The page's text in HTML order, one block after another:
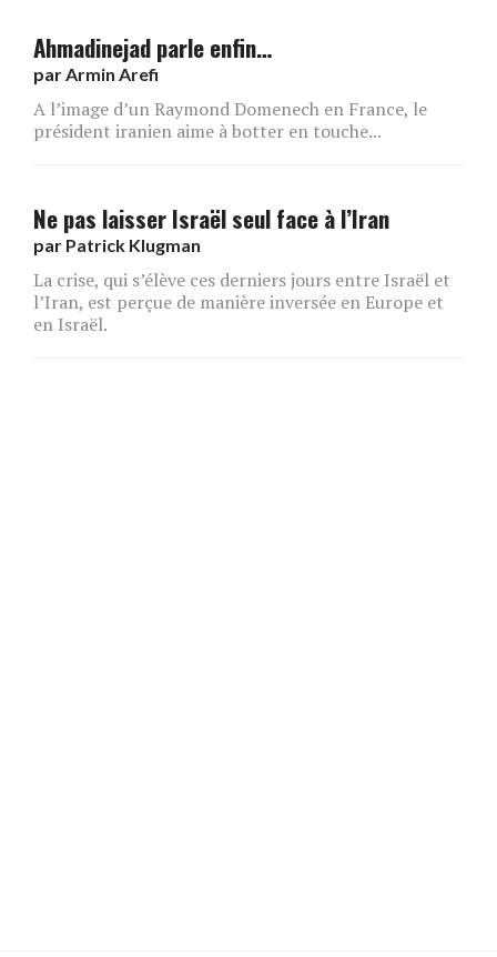
Ahmadinejad parle enfin…
par Armin Arefi
A l’image d’un Raymond Domenech en France, le
président iranien aime à botter en touche...
Ne pas laisser Israël seul face à l’Iran
par Patrick Klugman
La crise, qui s’élève ces derniers jours entre Israël et
l’Iran, est perçue de manière inversée en Europe et
en Israël.